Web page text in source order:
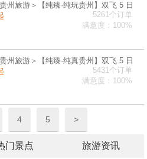
州旅游＞【纯臻·纯玩贵州】双飞 5 日
5261个订单
满意度：100%
州旅游＞【纯臻·纯真贵州】双飞 5 日
5431个订单
满意度：100%
4 5 >
门景点 旅游资讯